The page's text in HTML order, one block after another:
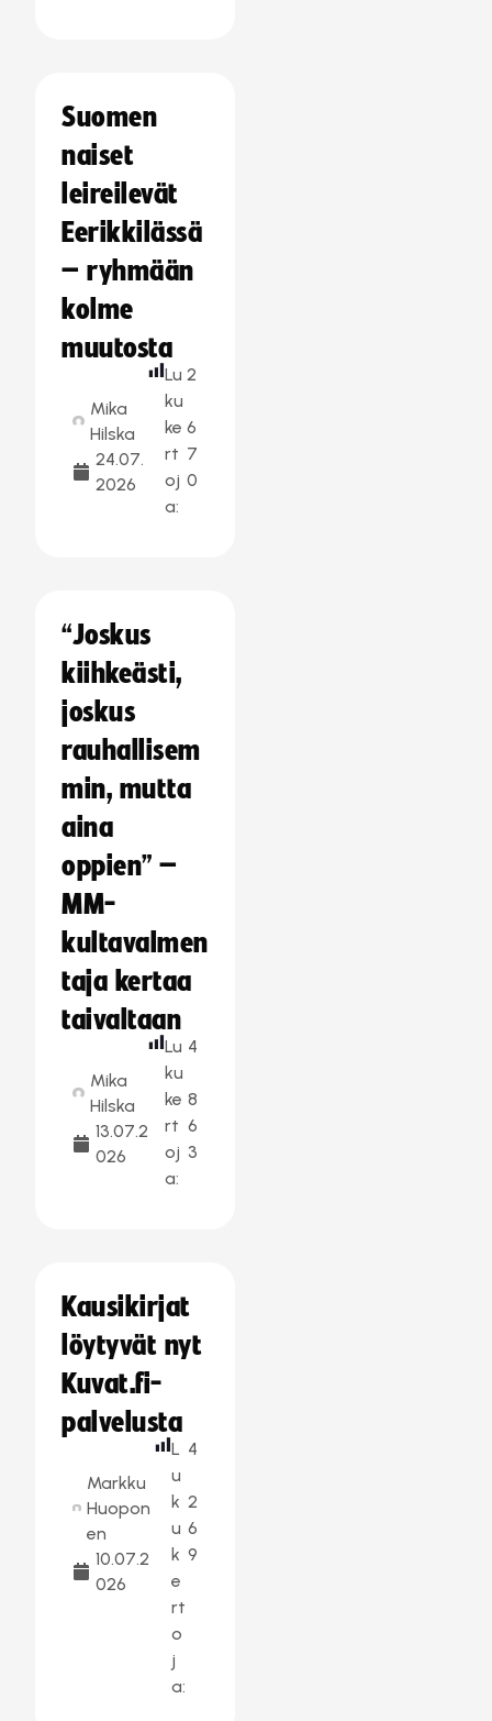
Suomen
naiset
leireilevät
Eerikkilässä
– ryhmään
kolme
muutosta
Mika
Hilska
24.07.
2026
Lu
ku
ke
rt
oj
a:
2
6
7
0
“Joskus
kiihkeästi,
joskus
rauhallisem
min, mutta
aina
oppien” –
MM-
kultavalmen
taja kertaa
taivaltaan
Mika
Hilska
13.07.2
026
Lu
ku
ke
rt
oj
a:
4
8
6
3
Kausikirjat
löytyvät nyt
Kuvat.fi-
palvelusta
Markku
Huopon
en
10.07.2
026
L
u
k
u
k
e
rt
o
j
a:
4
2
6
9